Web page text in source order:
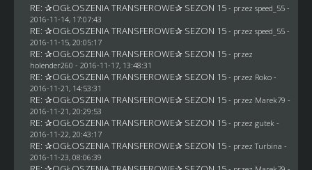
RE: ✰OGŁOSZENIA TRANSFEROWE✰ SEZON 15 - przez speed_55 -
2016-11-14, 17:07:43
RE: ✰OGŁOSZENIA TRANSFEROWE✰ SEZON 15 - przez speed_55 -
2016-11-15, 20:05:17
RE: ✰OGŁOSZENIA TRANSFEROWE✰ SEZON 15 - przez
holender260 - 2016-11-17, 13:48:31
RE: ✰OGŁOSZENIA TRANSFEROWE✰ SEZON 15 - przez Roko-
2016-11-21, 14:53:31
RE: ✰OGŁOSZENIA TRANSFEROWE✰ SEZON 15 - przez Marek79 -
2016-11-21, 20:29:53
RE: ✰OGŁOSZENIA TRANSFEROWE✰ SEZON 15 - przez gutek -
2016-11-22, 20:43:17
RE: ✰OGŁOSZENIA TRANSFEROWE✰ SEZON 15 - przez Turbina -
2016-11-23, 08:06:39